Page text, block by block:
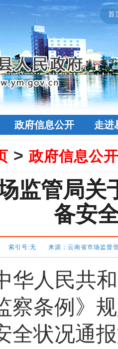
首
政府信息公开 走进
> 政府信息公开
监管局关
备安
索引号:无 来源：云南省市场监
华人民共
察条例》
全状况通